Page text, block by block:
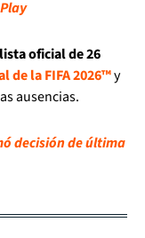
oficial de 26
de la FIFA 2026™y
ausencias.
decisión de última